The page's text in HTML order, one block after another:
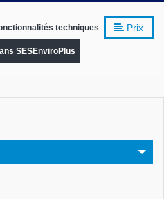
Prix
techniques
SESEnviroPlus